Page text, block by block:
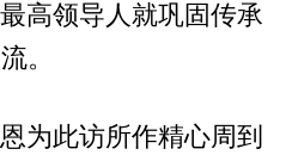
高领导人就巩固传承
。
为此访所作精心周到